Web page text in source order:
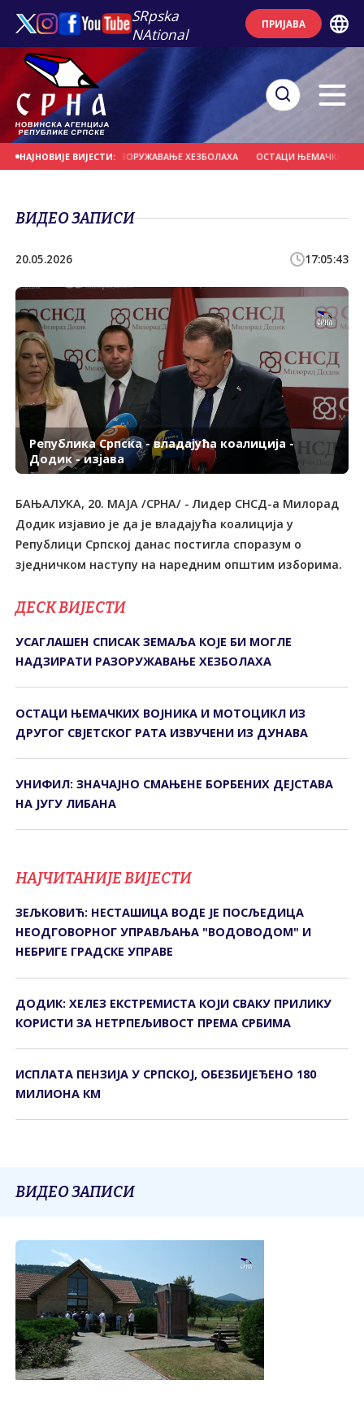
SRpska
NAtional
ПРИЈАВА
НАЈНОВИЈЕ ВИЈЕСТИ:
НАДЗИРАТИ РАЗОРУЖАВАЊЕ ХЕЗБОЛАХА ОСТАЦИ ЊЕМАЧКИХ
ВИДЕО ЗАПИСИ
20.05.2026 17:05:43
Република Српска - владајућа коалиција -
Додик - изјава
БАЊАЛУКА, 20. МАЈА /СРНА/ - Лидер СНСД-а Милорад
Додик изјавио је да је владајућа коалиција у
Републици Српској данас постигла споразум о
зједничком наступу на наредним општим изборима.
ДЕСК ВИЈЕСТИ
УСАГЛАШЕН СПИСАК ЗЕМАЉА КОЈЕ БИ МОГЛЕ
НАДЗИРАТИ РАЗОРУЖАВАЊЕ ХЕЗБОЛАХА
ОСТАЦИ ЊЕМАЧКИХ ВОЈНИКА И МОТОЦИКЛ ИЗ
ДРУГОГ СВЈЕТСКОГ РАТА ИЗВУЧЕНИ ИЗ ДУНАВА
УНИФИЛ: ЗНАЧАЈНО СМАЊЕНЕ БОРБЕНИХ ДЕЈСТАВА
НА ЈУГУ ЛИБАНА
НАЈЧИТАНИЈЕ ВИЈЕСТИ
ЗЕЉКОВИЋ: НЕСТАШИЦА ВОДЕ ЈЕ ПОСЉЕДИЦА
НЕОДГОВОРНОГ УПРАВЉАЊА "ВОДОВОДОМ" И
НЕБРИГЕ ГРАДСКЕ УПРАВЕ
ДОДИК: ХЕЛЕЗ ЕКСТРЕМИСТА КОЈИ СВАКУ ПРИЛИКУ
КОРИСТИ ЗА НЕТРПЕЉИВОСТ ПРЕМА СРБИМА
ИСПЛАТА ПЕНЗИЈА У СРПСКОЈ, ОБЕЗБИЈЕЂЕНО 180
МИЛИОНА КМ
ВИДЕО ЗАПИСИ